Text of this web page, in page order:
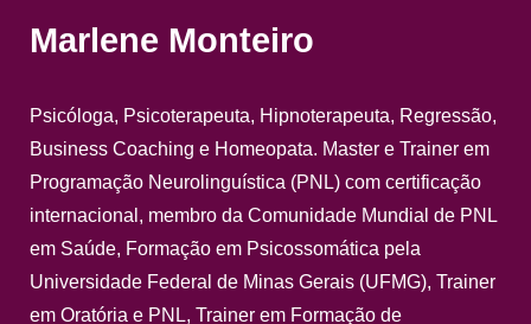
Marlene Monteiro
Psicóloga, Psicoterapeuta, Hipnoterapeuta, Regressão,
Business Coaching e Homeopata. Master e Trainer em
Programação Neurolinguística (PNL) com certificação
internacional, membro da Comunidade Mundial de PNL
em Saúde, Formação em Psicossomática pela
Universidade Federal de Minas Gerais (UFMG), Trainer
em Oratória e PNL, Trainer em Formação de